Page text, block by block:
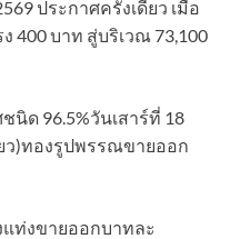
ประกาศครั้งเดียว เมื่อ
400 บาท สู่บริเวณ 73,100
นิด 96.5%วันเสาร์ที่ 18
ว)ทองรูปพรรณขายออก
ท่งขายออกบาทละ